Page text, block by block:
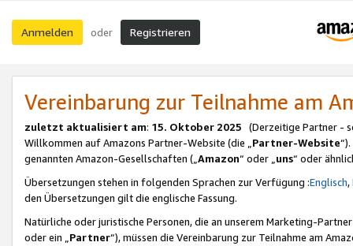
Anmelden oder Registrieren
Vereinbarung zur Teilnahme am
zuletzt aktualisiert am: 15. Oktober 2025 (Derzeitige Partner -
Willkommen auf Amazons Partner-Website (die „Partner-Website
genannten Amazon-Gesellschaften („Amazon“ oder „uns“ oder
Übersetzungen stehen in folgenden Sprachen zur Verfügung :Englisch,
den Übersetzungen gilt die englische Fassung.
Natürliche oder juristische Personen, die an unserem Marketing-
oder ein „Partner“), müssen die Vereinbarung zur Teilnahme am